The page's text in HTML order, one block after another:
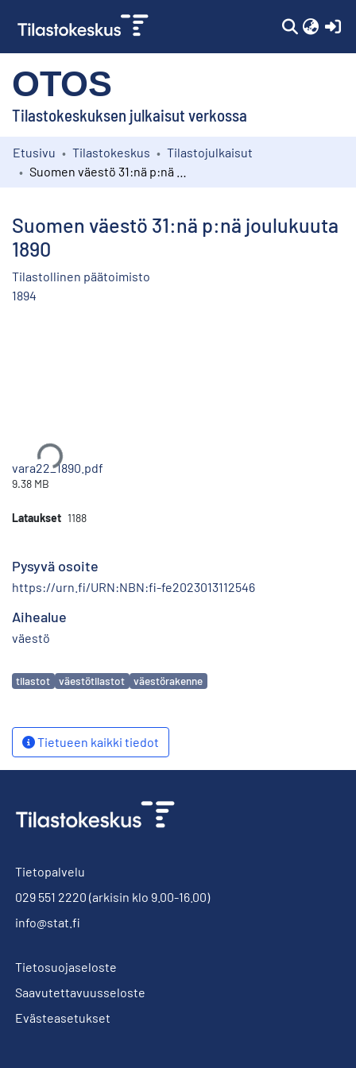
OTOS
Tilastokeskuksen julkaisut verkossa
Kokoelmat
Etusivu Tilastokeskus
Tilastojulkaisut
Suomen väestö 31:nä p:nä joulukuuta
1890
Tilastollinen päätoimisto
1894
vara22_1890.pdf
9.38 MB
Lataukset 1188
Pysyvä osoite
https://urn.fi/URN:NBN:fi-fe2023013112546
Aihealue
väestö
Avainsanat
tilastot väestötilastot väestörakenne
Tietueen kaikki tiedot
Tietopalvelu
029 551 2220 (arkisin klo 9.00-16.00)
info@stat.fi
Tietosuojaseloste
Saavutettavuusseloste
Evästeasetukset